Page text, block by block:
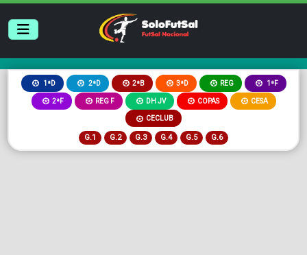
1ªD 2ªD 2ªB 3ªD REG 1ªF
2ªF REG F DH JV COPAS CESA
CECLUB
G.1 G.2 G.3 G.4 G.5 G.6